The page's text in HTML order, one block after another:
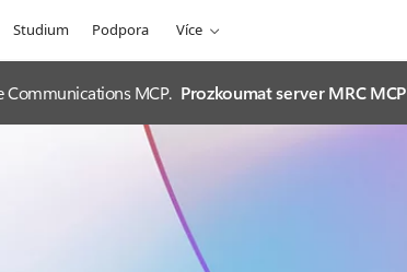
Studium Podpora Více
Communications MCP. Prozkoumat server MRC MCP